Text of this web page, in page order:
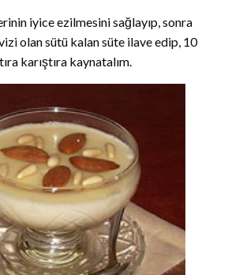
iyice ezilmesini sağlayıp, sonra
olan sütü kalan süte ilave edip, 10
karıştıra kaynatalım.